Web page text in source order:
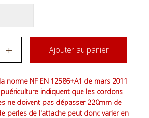
+ Ajouter au panier
norme NF EN 12586+A1 de mars 2011
indiquent que les cordons
ne doivent pas dépasser 220mm de
perles de l'attache peut donc varier en